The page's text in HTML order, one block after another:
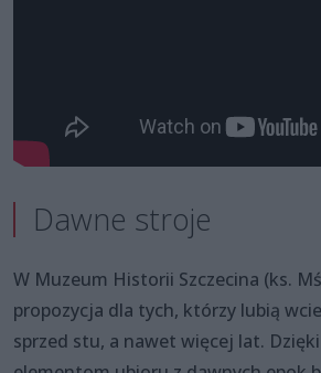
Dawne stroje
W Muzeum Historii Szczecina (ks.
propozycja dla tych, którzy lubią
sprzed stu, a nawet więcej lat.